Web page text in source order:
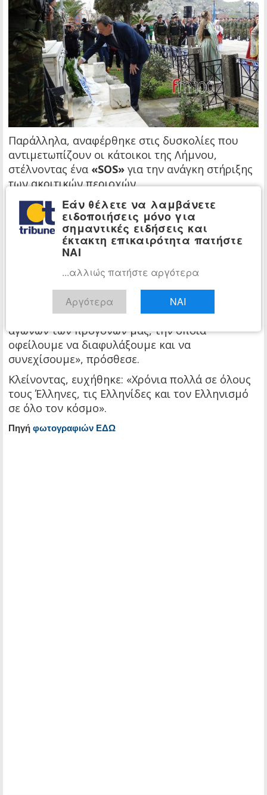
Παράλληλα, αναφέρθηκε στις δυσκολίες που
αντιμετωπίζουν οι κάτοικοι της Λήμνου,
στέλνοντας ένα «SOS» για την ανάγκη στήριξης
των ακριτικών περιοχών.
«Μια ισχυρή πατρίδα απαιτεί ισχυρή κοινωνία.
»Στα ακριτικά νησιά αυτό σημαίνει κίνητρα για
γιατρούς και δασκάλους, φορολογικές
ελαφρύνσεις, αξιόπιστες ακτοπλοϊκές συνδέσεις
και μια Πολιτεία που νοιάζεται για την
περιφέρεια», υπογράμμισε.
«Η προτεραιότητά μας είναι μια Ελλάδα με
πρόοδο και προοπτική, κληρονομιά των
αγώνων των προγόνων μας, την οποία
οφείλουμε να διαφυλάξουμε και να
συνεχίσουμε», πρόσθεσε.
Κλείνοντας, ευχήθηκε: «Χρόνια πολλά σε όλους
τους Έλληνες, τις Ελληνίδες και τον Ελληνισμό
σε όλο τον κόσμο».
Πηγή φωτογραφιών ΕΔΩ
Εάν θέλετε να λαμβάνετε
ειδοποιήσεις μόνο για
σημαντικές ειδήσεις και
έκτακτη επικαιρότητα πατήστε
ΝΑΙ
...αλλιώς πατήστε αργότερα
Αργότερα ΝΑΙ